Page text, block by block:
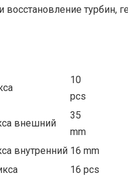
турбин,
10
pcs
внешний
35
mm
внутренний 16 mm
16 pcs